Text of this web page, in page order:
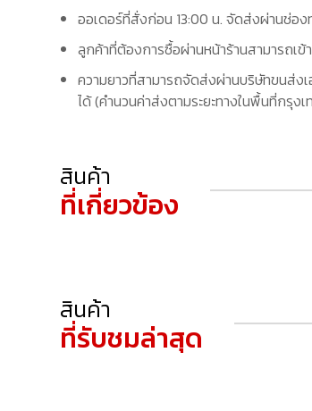
ออเดอร์ที่สั่งก่อน 13:00 น. จัดส่งผ่านช่อ
ลูกค้าที่ต้องการซื้อผ่านหน้าร้านสามารถเ
ความยาวที่สามารถจัดส่งผ่านบริษัทขนส่ง
ได้ (คำนวนค่าส่งตามระยะทางในพื้นที่กรุง
สินค้า
ที่เกี่ยวข้อง
สินค้า
ที่รับชมล่าสุด